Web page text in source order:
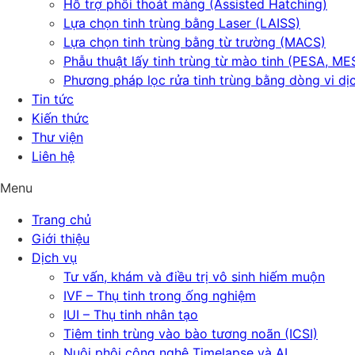
Hỗ trợ phôi thoát màng (Assisted Hatching)
Lựa chọn tinh trùng bằng Laser (LAISS)
Lựa chọn tinh trùng bằng từ trường (MACS)
Phẫu thuật lấy tinh trùng từ mào tinh (PESA,
Phương pháp lọc rửa tinh trùng bằng dòng vi
Tin tức
Kiến thức
Thư viện
Liên hệ
Menu
Trang chủ
Giới thiệu
Dịch vụ
Tư vấn, khám và điều trị vô sinh hiếm muộn
IVF – Thụ tinh trong ống nghiệm
IUI – Thụ tinh nhân tạo
Tiêm tinh trùng vào bào tương noãn (ICSI)